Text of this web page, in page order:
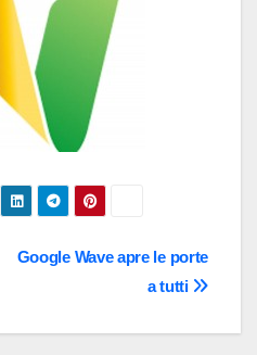
Google Wave apre le porte
a tutti